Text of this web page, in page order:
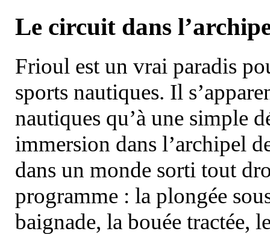
Le circuit dans
Frioul est un vrai paradis
sports nautiques. Il
nautiques qu’à une simple
immersion dans l’archipel
dans un monde sorti tout
programme : la plongée
baignade, la bouée tractée,